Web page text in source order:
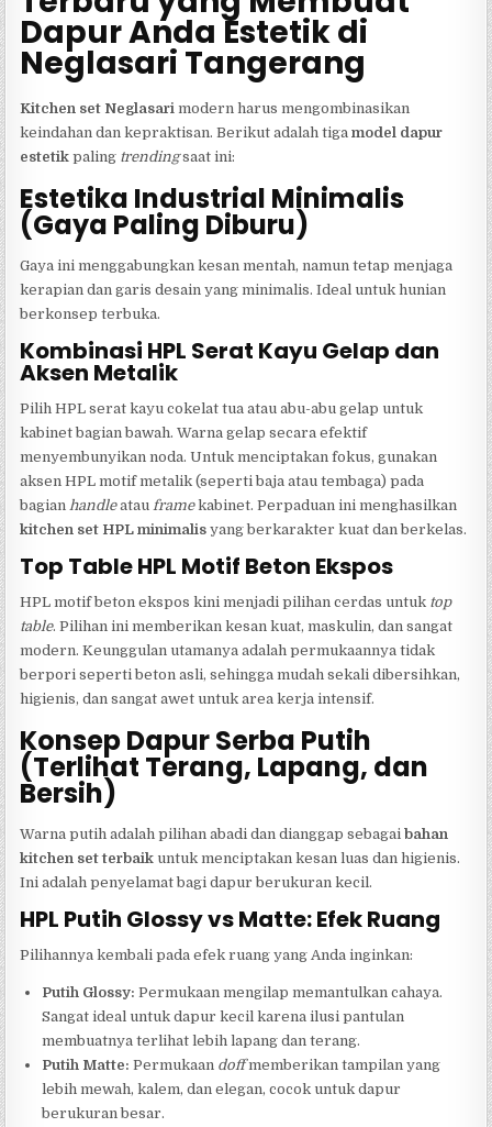
Dapur Anda Estetik di
Neglasari Tangerang
Kitchen set Neglasari modern harus mengombinasikan
keindahan dan kepraktisan. Berikut adalah tigamodel dapur
estetik paling trendingsaat ini:
Estetika Industrial Minimalis
(Gaya Paling Diburu)
Gaya ini menggabungkan kesan mentah, namun tetap menjaga
kerapian dan garis desain yang minimalis. Ideal untuk hunian
berkonsep terbuka.
Kombinasi HPL Serat Kayu Gelap dan
Aksen Metalik
Pilih HPL serat kayu cokelat tua atau abu-abu gelap untuk
kabinet bagian bawah. Warna gelap secara efektif
menyembunyikan noda. Untuk menciptakan fokus, gunakan
aksen HPL motif metalik (seperti baja atau tembaga) pada
bagianhandleatauframekabinet. Perpaduan ini menghasilkan
kitchen set HPL minimalis yang berkarakter kuat dan berkelas.
Top Table HPL Motif Beton Ekspos
HPL motif beton ekspos kini menjadi pilihan cerdas untuk top
table. Pilihan ini memberikan kesan kuat, maskulin, dan sangat
modern. Keunggulan utamanya adalah permukaannya tidak
berpori seperti beton asli, sehingga mudah sekali dibersihkan,
higienis, dan sangat awet untuk area kerja intensif.
Konsep Dapur Serba Putih
(Terlihat Terang, Lapang, dan
Bersih)
Warna putih adalah pilihan abadi dan dianggap sebagaibahan
kitchen set terbaik untuk menciptakan kesan luas dan higienis.
Ini adalah penyelamat bagi dapur berukuran kecil.
HPL Putih Glossy vs Matte: Efek Ruang
Pilihannya kembali pada efek ruang yang Anda inginkan:
Putih Glossy: Permukaan mengilap memantulkan cahaya.
Sangat ideal untuk dapur kecil karena ilusi pantulan
membuatnya terlihat lebih lapang dan terang.
Putih Matte: Permukaan doffmemberikan tampilan yang
lebih mewah, kalem, dan elegan, cocok untuk dapur
berukuran besar.